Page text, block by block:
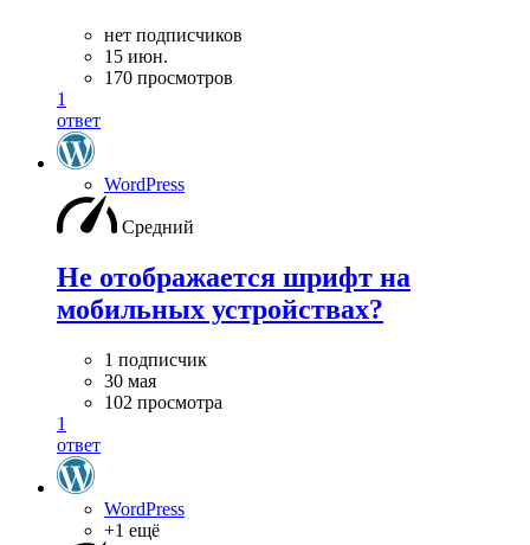
нет подписчиков
15 июн.
170 просмотров
1
ответ
WordPress
Средний
Не отображается шрифт на
мобильных устройствах?
1 подписчик
30 мая
102 просмотра
1
ответ
WordPress
+1 ещё